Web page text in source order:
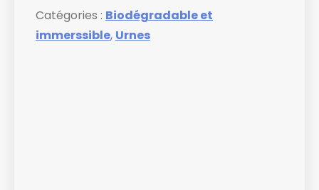
Catégories : Biodégradable et
immerssible, Urnes